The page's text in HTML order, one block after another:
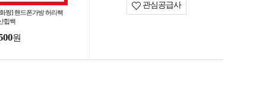
짱] 핸드폰가방 허리쌕
힙쌕
원
관심공급사